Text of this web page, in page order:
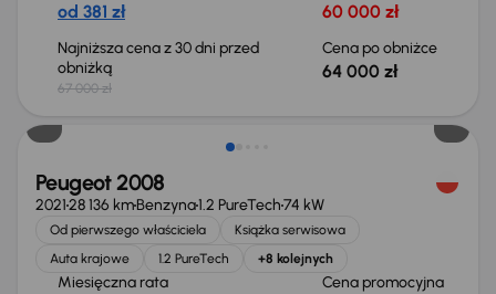
od 381 zł 60 000 zł
Najniższa cena z 30 dni przed
obniżką
67 000 zł
Cena po obniżce
64 000 zł
Taniej o 2 000 zł
Peugeot 2008
202128 136 kmBenzyna1.2 PureTech74 kW
Od pierwszego właściciela
Książka serwisowa
Auta krajowe
1.2 PureTech +8 kolejnych
Miesięczna rata Cena promocyjna